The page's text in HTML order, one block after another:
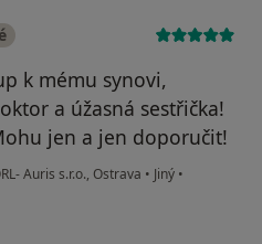
k mému synovi,
a úžasná sestřička!
jen a jen doporučit!
Auris s.r.o., Ostrava • Jiný •